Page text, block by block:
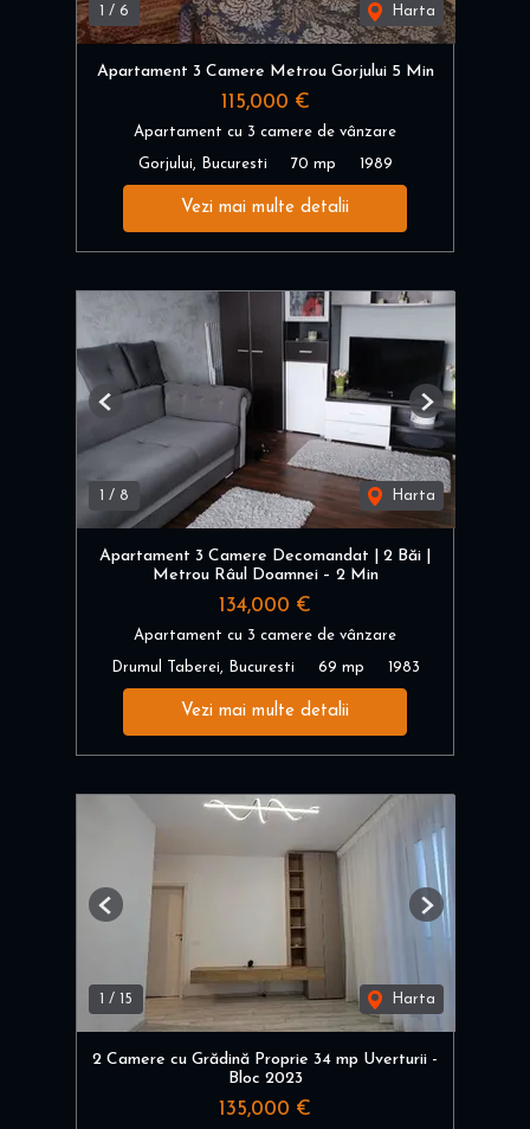
/ 6 Harta
Apartament 3 Camere Metrou Gorjului 5 Min
115,000 €
Apartament cu 3 camere de vânzare
Gorjului, Bucuresti 70 mp 1989
Vezi mai multe detalii
/ 8 Harta
Previous Next
Apartament 3 Camere Decomandat | 2 Băi |
Metrou Râul Doamnei – 2 Min
134,000 €
Apartament cu 3 camere de vânzare
Drumul Taberei, Bucuresti 69 mp 1983
Vezi mai multe detalii
1 / 15 Harta
Previous Next
2 Camere cu Grădină Proprie 34 mp Uverturii -
Bloc 2023
135,000 €